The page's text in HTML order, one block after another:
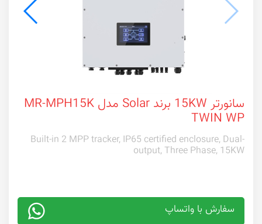
سانورتر 15KW برند Solar مدل MR-MPH15K
TWIN WP
Built-in 2 MPP tracker, IP65 certified enclosure, Dual-
output, Three Phase, 15KW
سفارش با واتساپ